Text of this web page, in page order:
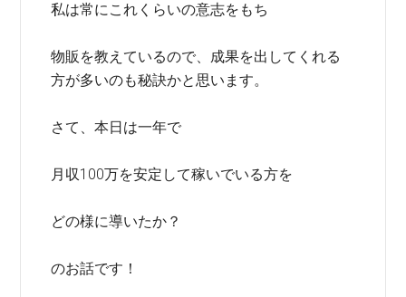
私は常にこれくらいの意志をもち
物販を教えているので、成果を出してくれる
方が多いのも秘訣かと思います。
さて、本日は一年で
月収100万を安定して稼いでいる方を
どの様に導いたか？
のお話です！